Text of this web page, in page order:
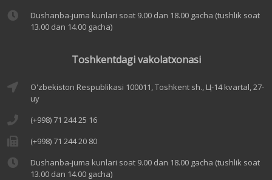
Dushanba-juma kunlari soat 9.00 dan 18.00 gacha (tushlik soat
13.00 dan 14.00 gacha)
Toshkentdagi vakolatxonasi
O'zbekiston Respublikasi 100011, Toshkent sh., Ц-14 kvartal, 27-
uy
(+998) 71 244 25 16
(+998) 71 244 20 80
Dushanba-juma kunlari soat 9.00 dan 18.00 gacha (tushlik soat
13.00 dan 14.00 gacha)